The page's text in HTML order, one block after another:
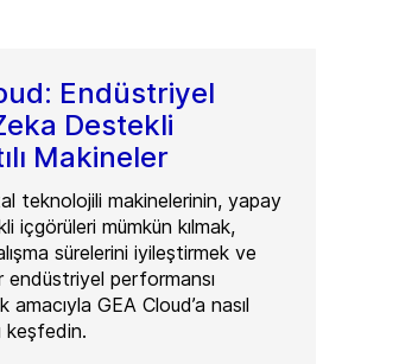
Endüstriyel
Destekli
Makineler
teknolojili makinelerinin, yapay
içgörüleri mümkün kılmak,
sürelerini iyileştirmek ve
endüstriyel performansı
amacıyla GEA Cloud’a nasıl
keşfedin.